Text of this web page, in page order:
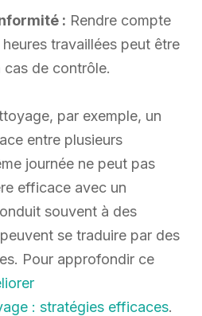
: Rendre compte
travaillées peut être
de contrôle.
par exemple, un
entre plusieurs
journée ne peut pas
efficace avec un
souvent à des
se traduire par des
Pour approfondir ce
: stratégies efficaces.